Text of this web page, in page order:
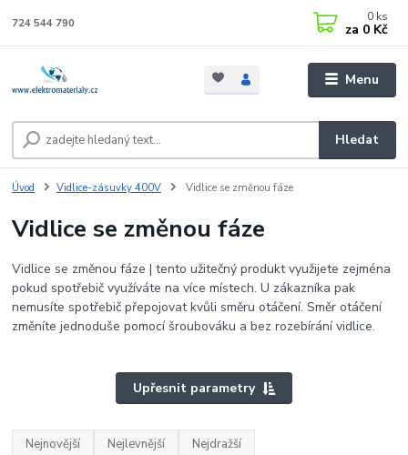
Menu
Hledat
724 544 790 0 ks
za 0 Kč
Úvod Vidlice-zásuvky 400V Vidlice se změnou fáze
Vidlice se změnou fáze
Vidlice se změnou fáze | tento užitečný produkt využijete zejména
pokud spotřebič využíváte na více místech. U zákazníka pak
nemusíte spotřebič přepojovat kvůli směru otáčení. Směr otáčení
změníte jednoduše pomocí šroubováku a bez rozebírání vidlice.
Upřesnit parametry
Nejnovější Nejlevnější Nejdražší